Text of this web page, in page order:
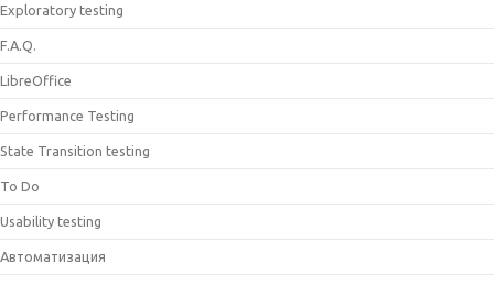
Exploratory testing
F.A.Q.
LibreOffice
Performance Testing
State Transition testing
To Do
Usability testing
Автоматизация